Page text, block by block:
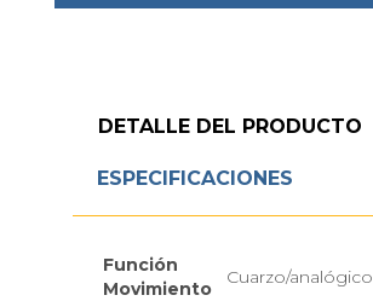
DETALLE DEL PRODUCTO
ESPECIFICACIONES
Función
Movimiento
Cuarzo/analógico